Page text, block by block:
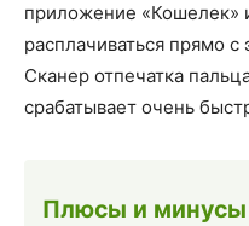
приложение «Кошелек»
расплачиваться прямо
Сканер отпечатка
срабатывает очень
Плюсы и минусы